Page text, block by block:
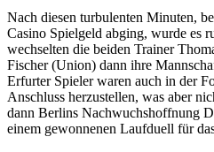
Nach diesen turbulenten Minuten,
Casino Spielgeld abging, wurde es
wechselten die beiden Trainer
Fischer (Union) dann ihre
Erfurter Spieler waren auch in der
Anschluss herzustellen, was aber
dann Berlins Nachwuchshoffnung
einem gewonnenen Laufduell für